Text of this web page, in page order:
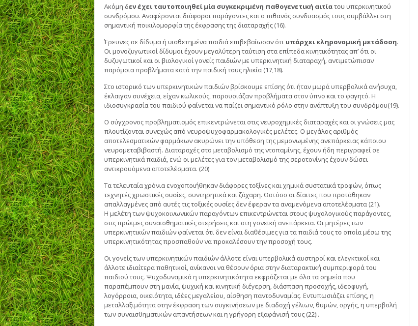
Ακόμη δεν έχει ταυτοποιηθεί μία συγκεκριμένη παθογενετική αιτίατου υπερκινητικού
συνδρόμου. Αναφέρονται διάφοροι παράγοντες και ο πιθανός συνδυασμός τους συμβάλλει στη
σημαντική ποικιλομορφία της έκφρασης της διαταραχής (16).
Έρευνες σε δίδυμα ή υιοθετημένα παιδιά επιβεβαίωσαν ότι υπάρχει κληρονομική μετάδοση.
Οι μονοζυγωτικοί δίδυμοι έχουν μεγαλύτερη ταύτιση στα επίπεδα κινητικότητας απ’ ότι οι
δυζυγωτικοί και οι βιολογικοί γονείς παιδιών με υπερκινητική διαταραχή, αντιμετώπισαν
παρόμοια προβλήματα κατά την παιδική τους ηλικία (17,18).
Στο ιστορικό των υπερκινητικών παιδιών βρίσκουμε επίσης ότι ήταν μωρά υπερβολικά ανήσυχα,
έκλαιγαν συνέχεια, είχαν κωλικούς, παρουσιάζαν προβλήματα στον ύπνο και το φαγητό. Η
ιδιοσυγκρασία του παιδιού φαίνεται να παίζει σημαντικό ρόλο στην ανάπτυξη του συνδρόμου(19).
Ο σύγχρονος προβληματισμός επικεντρώνεται στις νευροχημικές διαταραχές και οι γνώσεις μας
πλουτίζονται συνεχώς από νευροψυχοφαρμακολογικές μελέτες. Ο μεγάλος αριθμός
αποτελεσματικών φαρμάκων ακυρώνει την υπόθεση της μεμονωμένης ανεπάρκειας κάποιου
νευρομεταβιβαστή. Διαταραχές στο μεταβολισμό της ντοπαμίνης, έχουν ήδη περιγραφεί σε
υπερκινητικά παιδιά, ενώ οι μελέτες για τον μεταβολισμό της σεροτονίνης έχουν δώσει
αντικρουόμενα αποτελέσματα. (20)
Τα τελευταία χρόνια ενοχοποιήθηκαν διάφορες τοξίνες και χημικά συστατικά τροφών, όπως
τεχνητές χρωστικές ουσίες, συντηρητικά και ζάχαρη. Ωστόσο οι δίαιτες που προτάθηκαν
απαλλαγμένες από αυτές τις τοξικές ουσίες δεν έφεραν τα αναμενόμενα αποτελέσματα (21).
Η μελέτη των ψυχοκοινωνικών παραγόντων επικεντρώνεται στους ψυχολογικούς παράγοντες,
στις πρώϊμες συναισθηματικές στερήσεις και στη γονεϊκή ανεπάρκεια. Οι μητέρες των
υπερκινητικών παιδιών φαίνεται ότι δεν είναι διαθέσιμες για τα παιδιά τους το οποία μέσω της
υπερκινητικότητας προσπαθούν να προκαλέσουν την προσοχή τους.
Οι γονείς των υπερκινητικών παιδιών άλλοτε είναι υπερβολικά αυστηροί και ελεγκτικοί και
άλλοτε ιδιαίτερα παθητικοί, ανίκανοι να θέσουν όρια στην διαταρακτική συμπεριφορά του
παιδιού τους. Ψυχοδυναμικά η υπερκινητικότητα εκφράζεται με όλα τα σημεία που
παραπέμπουν στη μανία, ψυχική και κινητική διέγερση, διάσπαση προσοχής, ιδεοφυγή,
λογόρροια, οικειότητα, ιδέες μεγαλείου, αίσθηση παντοδυναμίας. Εντυπωσιάζει επίσης, η
μεταλλαξιμότητα στην έκφραση των συγκινήσεων με διαδοχή γέλιων, θυμών, οργής, η υπερβολή
των συναισθηματικών απαντήσεων και η γρήγορη εξαφάνισή τους (22) .